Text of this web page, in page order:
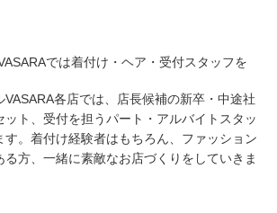
では着付け・ヘア・受付スタッフを
各店では、店長候補の新卒・中途社
ット、受付を担うパート・アルバイトスタッ
す。着付け経験者はもちろん、ファッション
方、一緒に素敵なお店づくりをしていきま